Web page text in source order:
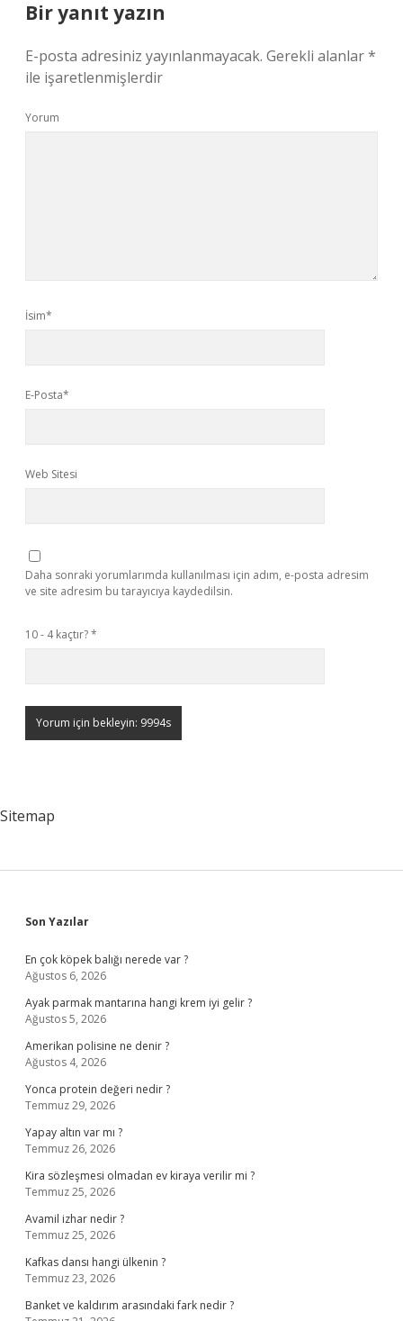
Bir yanıt yazın
E-posta adresiniz yayınlanmayacak. Gerekli alanlar*
ile işaretlenmişlerdir
Yorum
İsim*
E-Posta*
Web Sitesi
Daha sonraki yorumlarımda kullanılması için adım, e-posta adresim
ve site adresim bu tarayıcıya kaydedilsin.
10 - 4 kaçtır?*
Sitemap
Sidebar
Son Yazılar
En çok köpek balığı nerede var ?
Ağustos 6, 2026
Ayak parmak mantarına hangi krem iyi gelir ?
Ağustos 5, 2026
Amerikan polisine ne denir ?
Ağustos 4, 2026
Yonca protein değeri nedir ?
Temmuz 29, 2026
Yapay altın var mı ?
Temmuz 26, 2026
Kira sözleşmesi olmadan ev kiraya verilir mi ?
Temmuz 25, 2026
Avamil izhar nedir ?
Temmuz 25, 2026
Kafkas dansı hangi ülkenin ?
Temmuz 23, 2026
Banket ve kaldırım arasındaki fark nedir ?